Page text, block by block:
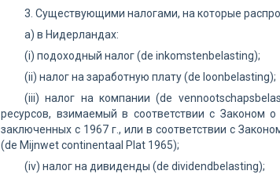
3. Существующими налогами, на которые
a) в Нидерландах:
(i) подоходный налог (de inkomstenbelasting);
(ii) налог на заработную плату (de loonbelasting);
(iii) налог на компании (de
ресурсов, взимаемый в соответствии с Законом
заключенных с 1967 г., или в соответствии с
(de Mijnwet continentaal Plat 1965);
(iv) налог на дивиденды (de dividendbelasting);